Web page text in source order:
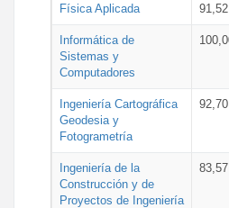
Física Aplicada
Informática de
Sistemas y
Computadores
Ingeniería Cartográfica
Geodesia y
Fotogrametría
Ingeniería de la
Construcción y de
Proyectos de Ingeniería